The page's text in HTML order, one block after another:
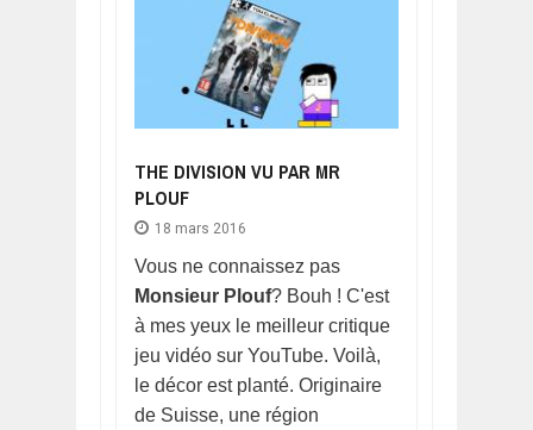
THE DIVISION VU PAR MR
PLOUF
18 mars 2016
Vous ne connaissez pas
Monsieur Plouf? Bouh ! C'est
à mes yeux le meilleur critique
jeu vidéo sur YouTube. Voilà,
le décor est planté. Originaire
de Suisse, une région